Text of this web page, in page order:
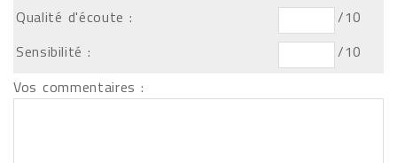
Qualité d'écoute :
/10
Sensibilité :
/10
Vos commentaires :